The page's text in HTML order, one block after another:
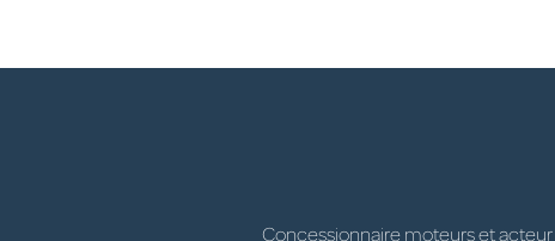
Concessionnaire moteurs et